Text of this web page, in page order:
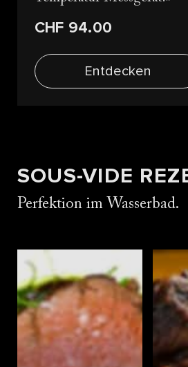
CHF 94.00
Entdecken
SOUS-VIDE
Perfektion im Wasserbad.